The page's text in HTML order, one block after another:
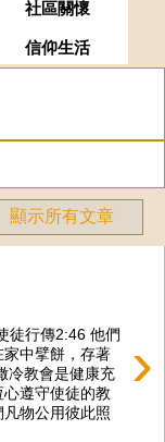
社區關懷
信仰生活
顯示所有文章
›
徒行傳2:46 他們
中擘餅，存著
冷教會是健康充
遵守使徒的教
物公用彼此照